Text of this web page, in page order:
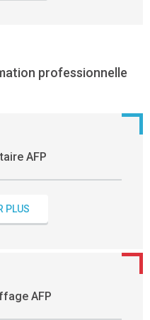
professionnelle
AFP
PLUS
AFP